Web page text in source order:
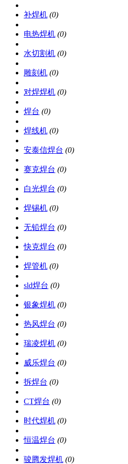
补焊机 (0)
电热焊机 (0)
水切割机 (0)
雕刻机 (0)
对焊焊机 (0)
焊台 (0)
焊线机 (0)
安泰信焊台 (0)
赛克焊台 (0)
白光焊台 (0)
焊锡机 (0)
无铅焊台 (0)
快克焊台 (0)
焊管机 (0)
sld焊台 (0)
银象焊机 (0)
热风焊台 (0)
瑞凌焊机 (0)
威乐焊台 (0)
拆焊台 (0)
CT焊台 (0)
时代焊机 (0)
恒温焊台 (0)
骏腾发焊机 (0)